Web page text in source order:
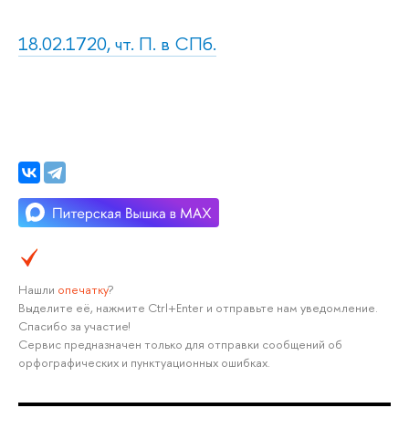
18.02.1720, чт. П. в СПб.
Нашли опечатку?
Выделите её, нажмите Ctrl+Enter и отправьте нам уведомление.
Спасибо за участие!
Сервис предназначен только для отправки сообщений об
орфографических и пунктуационных ошибках.